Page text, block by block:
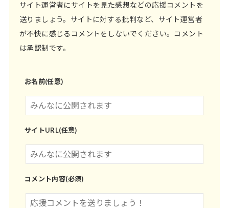
サイト運営者にサイトを見た感想などの応援コメントを
送りましょう。サイトに対する批判など、サイト運営者
が不快に感じるコメントをしないでください。コメント
は承認制です。
お名前(任意)
サイトURL(任意)
コメント内容(必須)